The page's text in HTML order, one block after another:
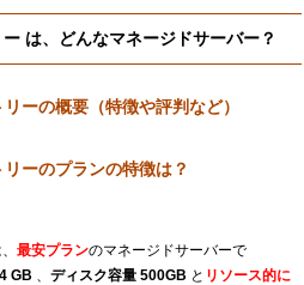
は、どんなマネージドサーバー？
ーの概要（特徴や評判など）
ーのプランの特徴は？
最安プランのマネージドサーバーで
GB 、 ディスク容量 500GB と リソース的に